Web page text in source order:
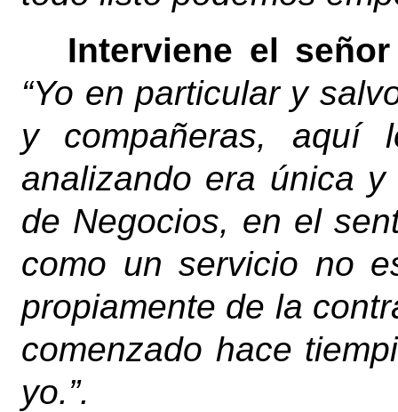
Interviene el
“Yo en particular y
y compañeras, aquí
analizando era única
de Negocios, en el
como un servicio no
propiamente de la
comenzado hace
yo.”.